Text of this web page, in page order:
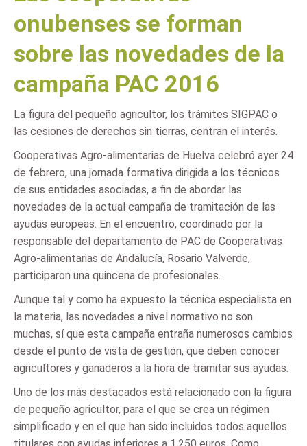
onubenses se forman
sobre las novedades de la
campaña PAC 2016
La figura del pequeño agricultor, los trámites SIGPAC o
las cesiones de derechos sin tierras, centran el interés.
Cooperativas Agro-alimentarias de Huelva celebró ayer 24
de febrero, una jornada formativa dirigida a los técnicos
de sus entidades asociadas, a fin de abordar las
novedades de la actual campaña de tramitación de las
ayudas europeas. En el encuentro, coordinado por la
responsable del departamento de PAC de Cooperativas
Agro-alimentarias de Andalucía, Rosario Valverde,
participaron una quincena de profesionales.
Aunque tal y como ha expuesto la técnica especialista en
la materia, las novedades a nivel normativo no son
muchas, sí que esta campaña entraña numerosos cambios
desde el punto de vista de gestión, que deben conocer
agricultores y ganaderos a la hora de tramitar sus ayudas.
Uno de los más destacados está relacionado con la figura
de pequeño agricultor, para el que se crea un régimen
simplificado y en el que han sido incluidos todos aquellos